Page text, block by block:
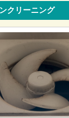
クリーニング